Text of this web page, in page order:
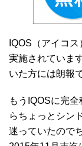
IQOS（アイコ
実施されていま
いた方には朗報
もうIQOSに完
らちょっとシン
迷っていたので